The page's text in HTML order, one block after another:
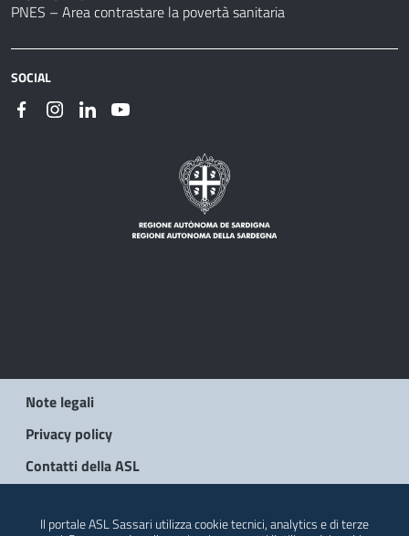
PNES – Area contrastare la povertà sanitaria
SOCIAL
Note legali
Privacy policy
Contatti della ASL
Il portale ASL Sassari utilizza cookie tecnici, analytics e di terze